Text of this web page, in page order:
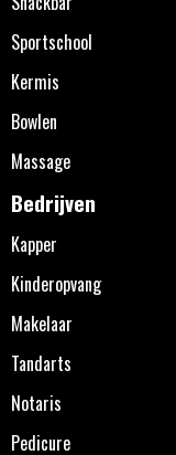
Sportschool
Kermis
Bowlen
Massage
Bedrijven
Kapper
Kinderopvang
Makelaar
Tandarts
Notaris
Pedicure